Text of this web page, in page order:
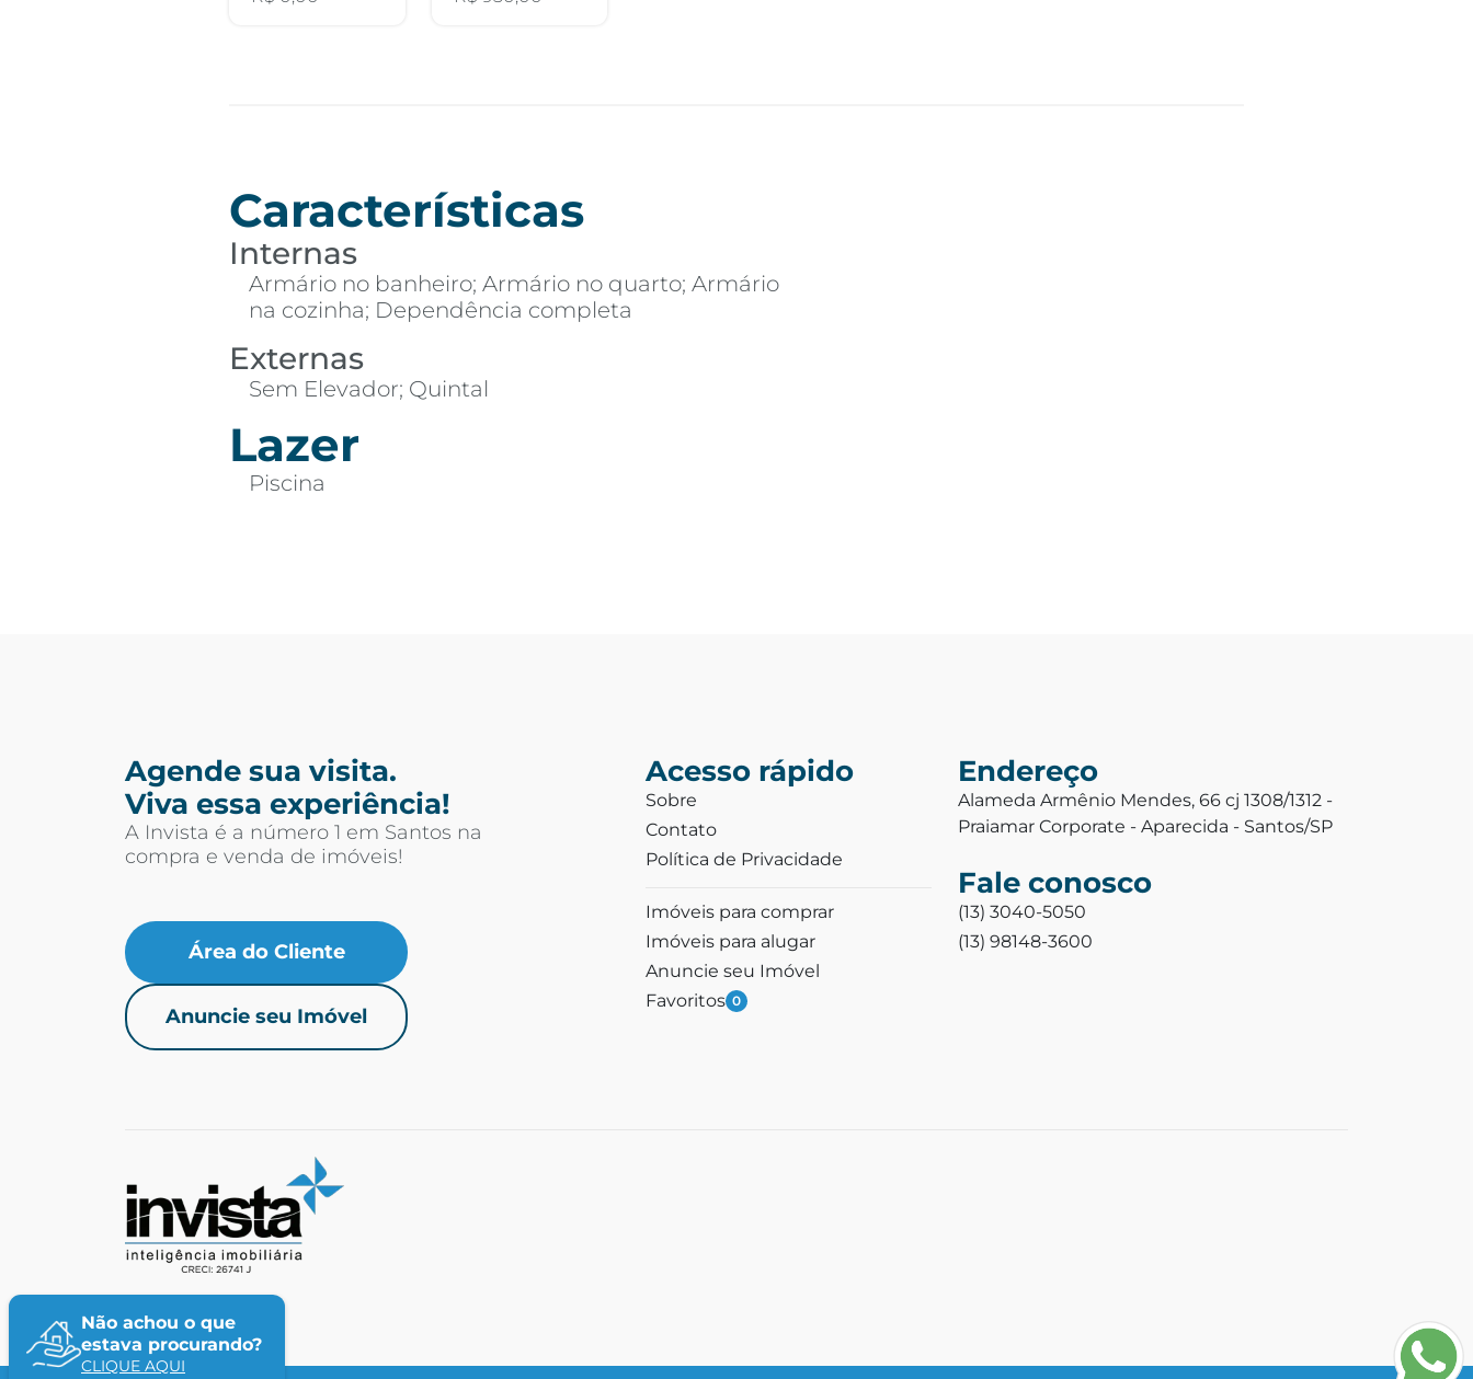
Características
Internas
Armário no banheiro; Armário no quarto; Armário
na cozinha; Dependência completa
Externas
Sem Elevador; Quintal
Lazer
Piscina
Agende sua visita.
Viva essa experiência!
A Invista é a número 1 em Santos na
compra e venda de imóveis!
Área do Cliente
Anuncie seu Imóvel
Acesso rápido
Sobre
Contato
Política de Privacidade
Imóveis para comprar
Imóveis para alugar
Anuncie seu Imóvel
Favoritos 0
Endereço
Alameda Armênio Mendes, 66 cj 1308/1312 -
Praiamar Corporate - Aparecida - Santos/SP
Fale conosco
(13) 3040-5050
(13) 98148-3600
Não achou o que
estava procurando?
CLIQUE AQUI